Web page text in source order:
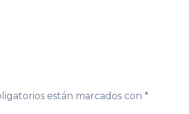
están marcados con *